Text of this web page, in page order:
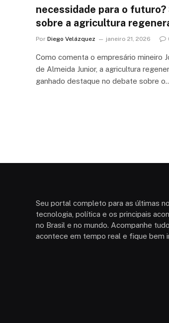
necessidade para o futuro?
sobre a agricultura
Por Diego Velázquez janeiro 21, 2026
Como comenta o empresário mineiro
de Almeida Junior, a agricultura
ganhado destaque no debate sobre
Seu portal completo para as últimas
tecnologia, política e os principais
no Brasil e no mundo. Acompanhe
acontece em tempo real e fique bem